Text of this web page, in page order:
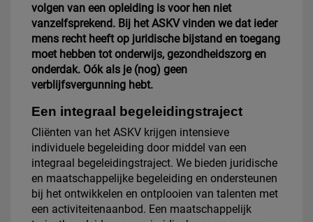
volgen van een opleiding is voor hen niet
vanzelfsprekend. Bij het ASKV vinden we dat ieder
mens recht heeft op juridische bijstand en toegang
moet hebben tot onderwijs, gezondheidszorg en
onderdak. Oók als je (nog) geen
verblijfsvergunning hebt.
Een integraal begeleidingstraject
Cliënten van het ASKV krijgen intensieve
individuele begeleiding door middel van een
integraal begeleidingstraject. We bieden juridische
en maatschappelijke begeleiding en ondersteunen
bij het ontwikkelen en ontplooien van talenten met
een activiteitenaanbod. Een maatschappelijk